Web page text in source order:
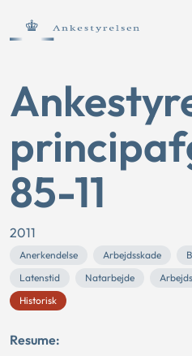
85-11
2011
Anerkendelse Arbejdsskade
Latenstid
Natarbejde
Historisk
Resume: